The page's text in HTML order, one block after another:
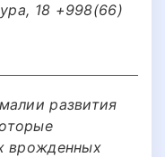
18 +998(66)
развития
врожденных